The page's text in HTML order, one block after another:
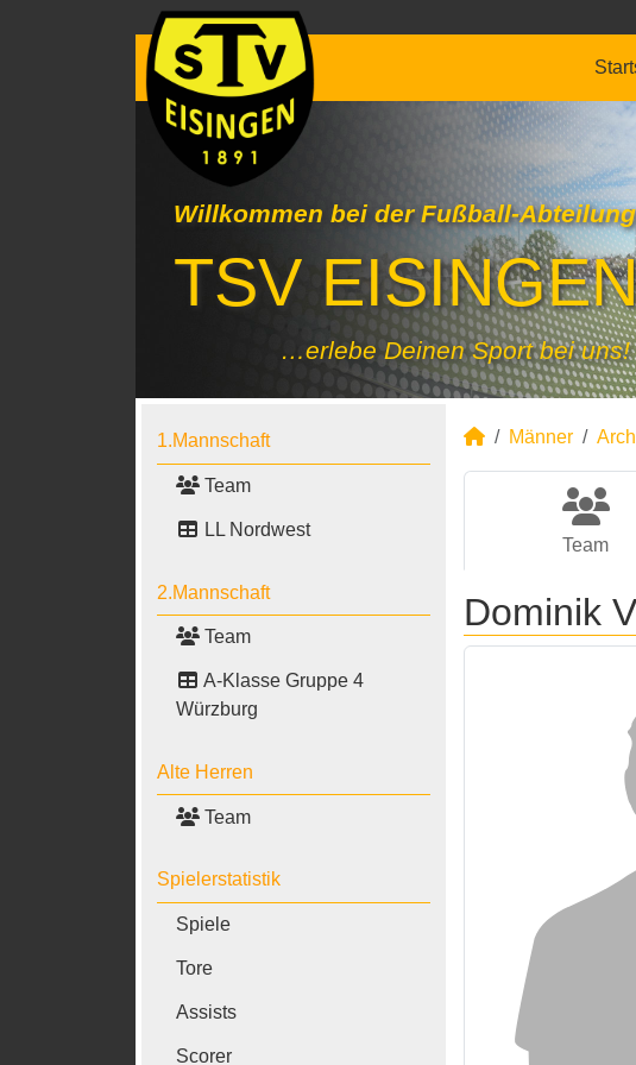
Willkommen bei der Fußball-
TSV
…erlebe Deinen Sport bei uns!
1.Mannschaft
Team
LL Nordwest
2.Mannschaft
Team
A-Klasse Gruppe 4
Würzburg
Alte Herren
Team
Spielerstatistik
Spiele
Tore
Assists
Scorer
Männer
Team
Dominik